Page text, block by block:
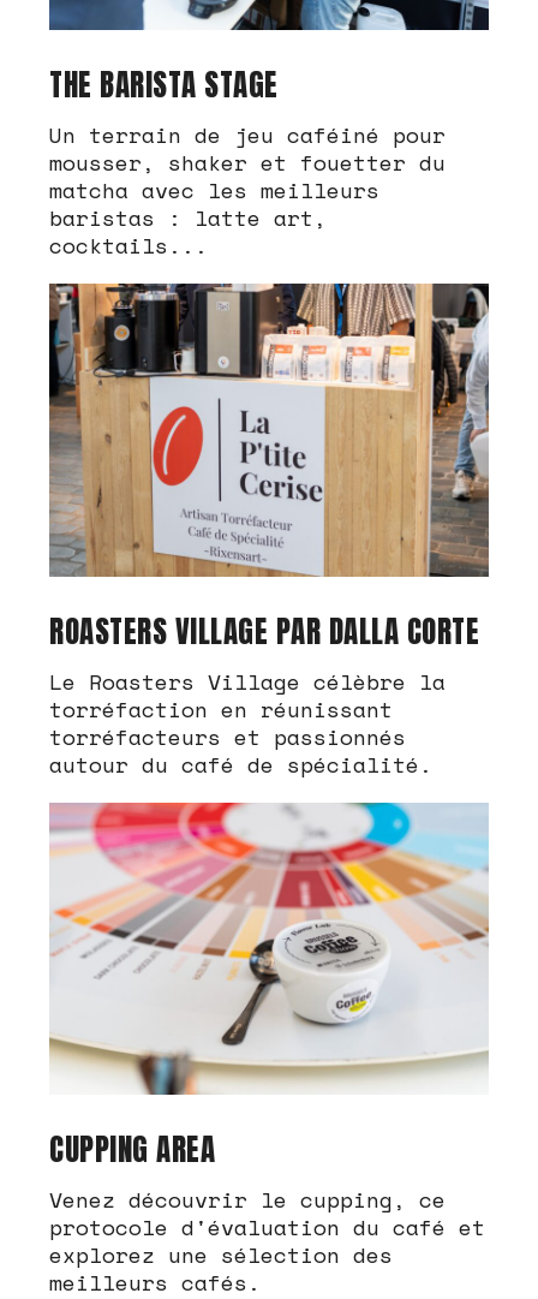
THE BARISTA STAGE
Un terrain de jeu caféiné pour
mousser, shaker et fouetter du
matcha avec les meilleurs
baristas : latte art,
cocktails...
ROASTERS VILLAGE PAR DALLA CORTE
Le Roasters Village célèbre la
torréfaction en réunissant
torréfacteurs et passionnés
autour du café de spécialité.
CUPPING AREA
Venez découvrir le cupping, ce
protocole d'évaluation du café et
explorez une sélection des
meilleurs cafés.